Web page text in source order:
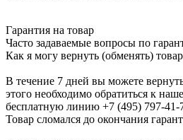
Гарантия на товар
Часто задаваемые вопросы по
Как я могу вернуть (обменять)
В течение 7 дней вы можете
этого необходимо обратиться к
бесплатную линию +7 (495) 797-41-
Товар сломался до окончания